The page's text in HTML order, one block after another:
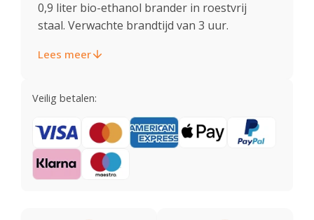
0,9 liter bio-ethanol brander in roestvrij
staal. Verwachte brandtijd van 3 uur.
Lees meer
Veilig betalen: